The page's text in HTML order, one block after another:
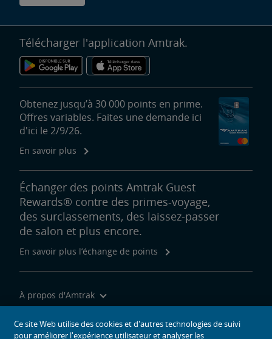
Télécharger l'application Amtrak.
Obtenez jusqu’à 30 000 points en prime.
Offres variables. Faites une demande ici
d'ici le 2/9/26.
En savoir plus
Échanger des points Amtrak Guest
Rewards® contre des primes-voyage,
des surclassements, des laissez-passer
de salon et plus encore.
En savoir plus l’échange de points
À propos d'Amtrak
Outils du site
Ce site Web utilise des cookies et d'autres technologies de suivi
pour améliorer l'expérience utilisateur et analyser les